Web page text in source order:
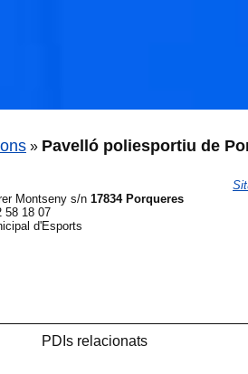
» Pavelló poliesportiu de
Montseny s/n 17834 Porqueres
58 18 07
d'Esports
PDIs relacionats